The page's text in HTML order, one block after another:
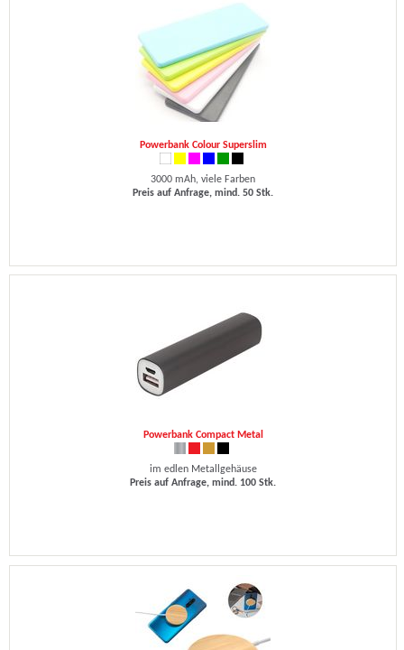
Powerbank Colour Superslim
3000 mAh, viele Farben
Preis auf Anfrage, mind. 50 Stk.
Powerbank Compact Metal
im edlen Metallgehäuse
Preis auf Anfrage, mind. 100 Stk.